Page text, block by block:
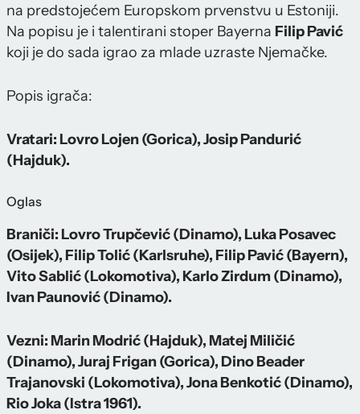
na predstojećem Europskom prvenstvu u Estoniji.
Na popisu je i talentirani stoper Bayerna Filip Pavić
koji je do sada igrao za mlade uzraste Njemačke.
Popis igrača:
Vratari: Lovro Lojen (Gorica), Josip Pandurić
(Hajduk).
Oglas
Braniči: Lovro Trupčević (Dinamo), Luka Posavec
(Osijek), Filip Tolić (Karlsruhe), Filip Pavić (Bayern),
Vito Sablić (Lokomotiva), Karlo Zirdum (Dinamo),
Ivan Paunović (Dinamo).
Vezni: Marin Modrić (Hajduk), Matej Miličić
(Dinamo), Juraj Frigan (Gorica), Dino Beader
Trajanovski (Lokomotiva), Jona Benkotić (Dinamo),
Rio Joka (Istra 1961).